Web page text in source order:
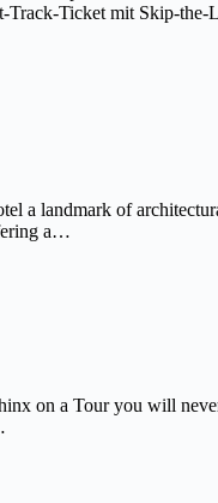
Track-Ticket mit Skip-
a landmark of
a…
on a Tour you will